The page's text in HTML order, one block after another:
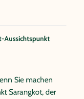
Aussichtspunkt
Sie machen
Sarangkot, der